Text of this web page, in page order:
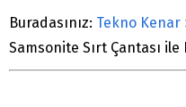
Buradasınız: Tekno Kenar
Samsonite Sırt Çantası